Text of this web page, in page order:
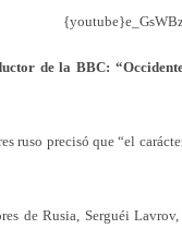
de la BBC:
ruso precisó que “el
de Rusia, Serguéi Lavrov,